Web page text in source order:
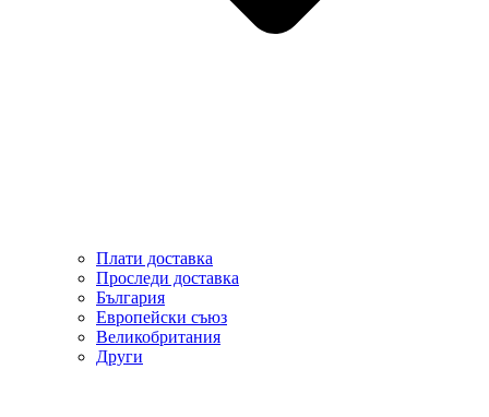
Плати доставка
Проследи доставка
България
Европейски съюз
Великобритания
Други